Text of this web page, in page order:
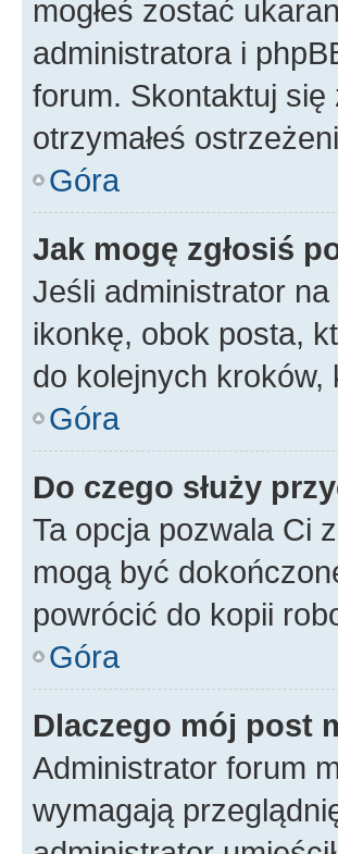
mogłeś zostać
administratora i
forum. Skontaktuj
otrzymałeś
Góra
Jak mogę zgłosiś
Jeśli administrator
ikonkę, obok posta,
do kolejnych kroków,
Góra
Do czego służy
Ta opcja pozwala Ci
mogą być
powrócić do kopii
Góra
Dlaczego mój post
Administrator forum
wymagają